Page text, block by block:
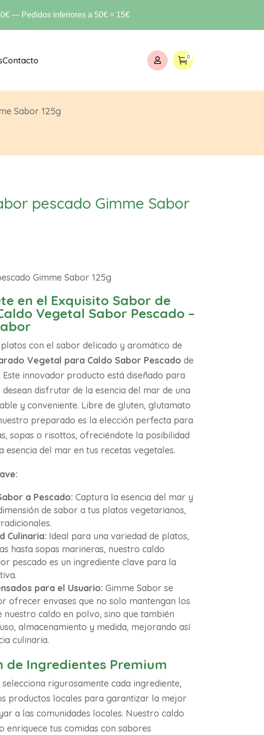
— Pedidos inferiores a 50€ = 15€
Contacto  0
Sabor 125g
pescado Gimme Sabor
Gimme Sabor 125g
en el Exquisito Sabor de
Vegetal Sabor Pescado –
platos con el sabor delicado y aromático de
Vegetal para Caldo Sabor Pescado de
Este innovador producto está diseñado para
disfrutar de la esencia del mar de una
y conveniente. Libre de gluten, glutamato
preparado es la elección perfecta para
sopas o risottos, ofreciéndote la posibilidad
esencia del mar en tus recetas vegetales.
a Pescado: Captura la esencia del mar y
de sabor a tus platos vegetarianos,
Culinaria: Ideal para una variedad de platos,
hasta sopas marineras, nuestro caldo
pescado es un ingrediente clave para la
para el Usuario: Gimme Sabor se
ofrecer envases que no solo mantengan los
nuestro caldo en polvo, sino que también
almacenamiento y medida, mejorando así
culinaria.
de Ingredientes Premium
rigurosamente cada ingrediente,
productos locales para garantizar la mejor
a las comunidades locales. Nuestro caldo
enriquece tus comidas con sabores